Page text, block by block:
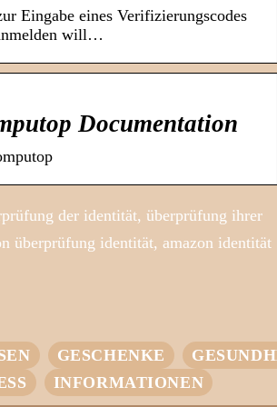
Eingabe eines Verifizierungscodes
will…
Documentation
der identität, überprüfung ihrer
überprüfung identität, amazon identität
GESCHENKE
INFORMATIONEN